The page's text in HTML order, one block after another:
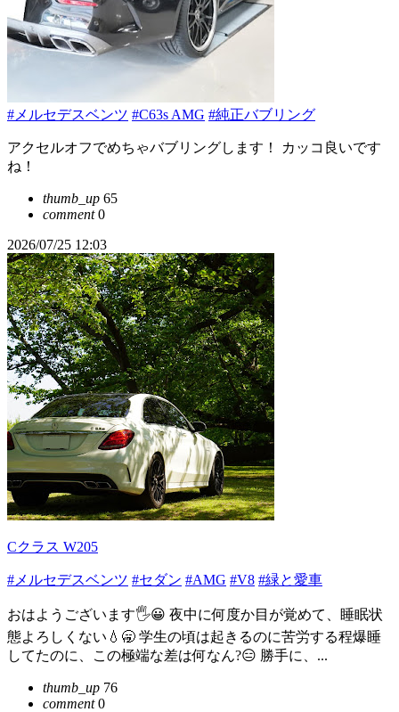
#メルセデスベンツ #C63s AMG #純正バブリング
アクセルオフでめちゃバブリングします！ カッコ良いです
ね！
thumb_up 65
comment0
2026/07/25 12:03
Cクラス W205
#メルセデスベンツ #セダン #AMG #V8 #緑と愛車
おはようございます🖐😀 夜中に何度か目が覚めて、睡眠状
態よろしくない💧🥱 学生の頃は起きるのに苦労する程爆睡
してたのに、この極端な差は何なん?😑 勝手に、...
thumb_up 76
comment0